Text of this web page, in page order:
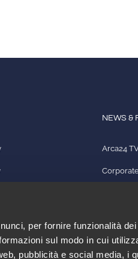
per fornire funzionalità
sul modo in cui
pubblicità e social media, i
NEWS &
Arca24